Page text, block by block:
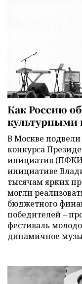
Как Россию
культурными
В Москве подвели
конкурса
инициатив
инициативе
тысячам ярких
могли
бюджетного
победителей –
фестиваль
динамичное